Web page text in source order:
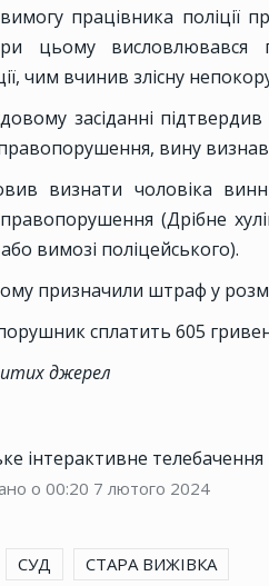
працівника поліції
цьому
чим вчинив злісну
засіданні
правопорушення, вину
визнати чоловіка
правопорушення (Дрібне
вимозі поліцейського).
призначили штраф у
сплатить 605
джерел
інтерактивне телебачення
о 00:20 7 лютого 2024
СУД СТАРА ВИЖІВКА